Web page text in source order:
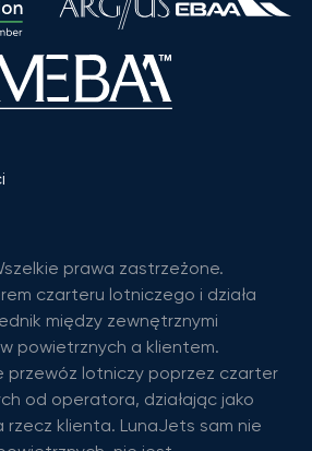
prawa zastrzeżone.
czarteru lotniczego i działa
między zewnętrznymi
powietrznych a klientem.
przewóz lotniczy poprzez czarter
od operatora, działając jako
rzecz klienta. LunaJets sam nie